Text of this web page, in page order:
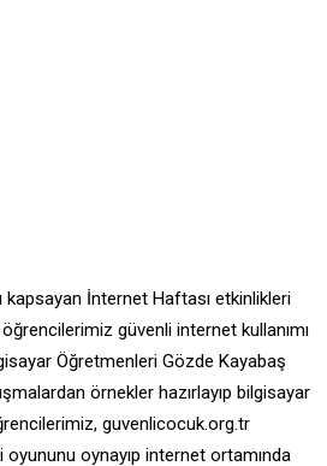
kapsayan İnternet Haftası etkinlikleri
güvenli internet kullanımı
Öğretmenleri Gözde Kayabaş
örnekler hazırlayıp bilgisayar
guvenlicocuk.org.tr
oynayıp internet ortamında